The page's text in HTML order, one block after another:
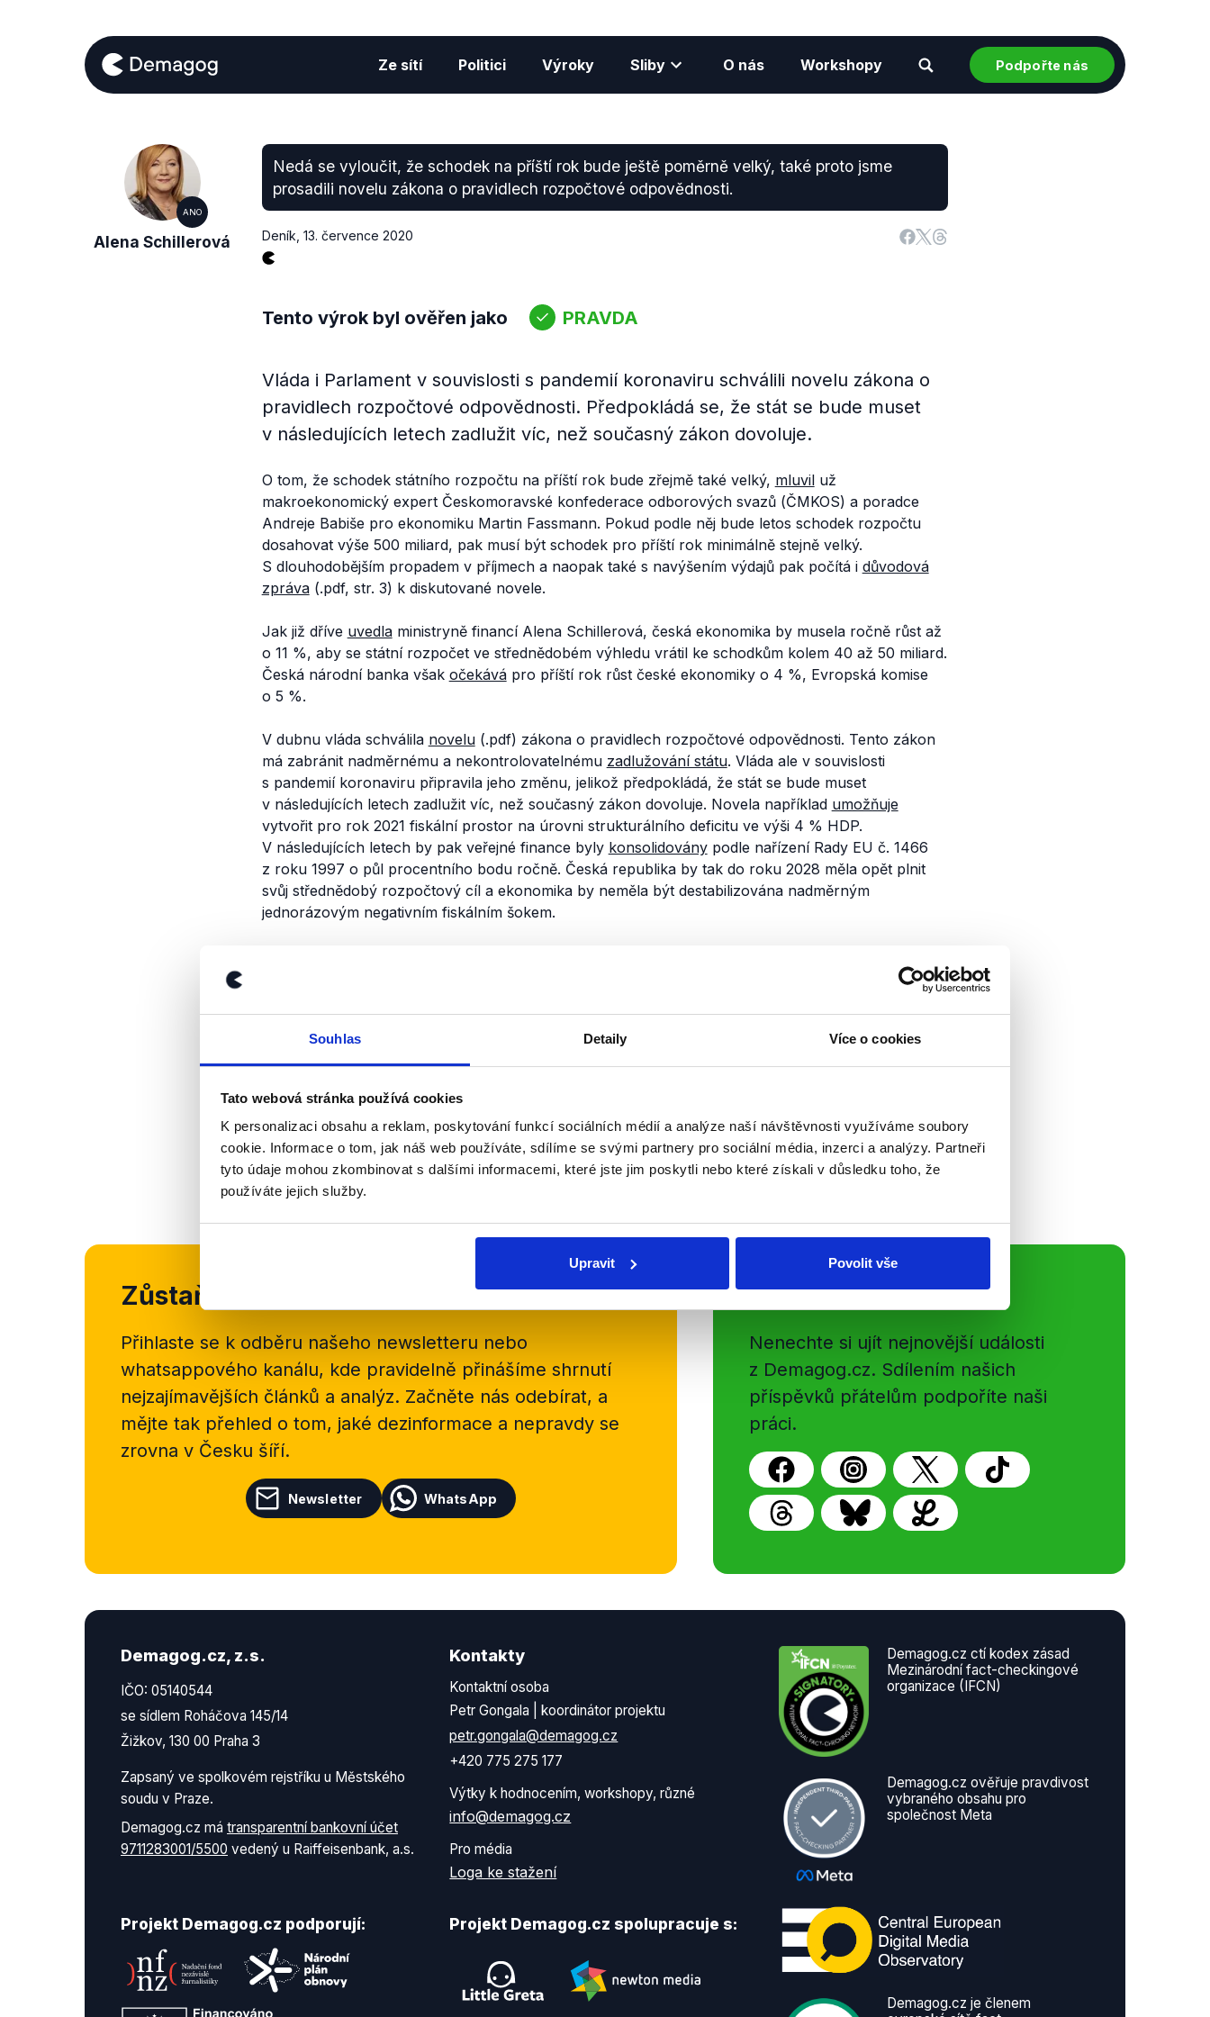
Souhlas Detaily Více o cookies
Tato webová stránka používá cookies
K personalizaci obsahu a reklam, poskytování funkcí sociálních médií a analýze naší návštěvnosti využíváme soubory
cookie. Informace o tom, jak náš web používáte, sdílíme se svými partnery pro sociální média, inzerci a analýzy. Partneři
tyto údaje mohou zkombinovat s dalšími informacemi, které jste jim poskytli nebo které získali v důsledku toho, že
používáte jejich služby.
Upravit Povolit vše
Ze sítí Politici Výroky Sliby O nás Workshopy Podpořte nás
ANO
Alena Schillerová
Nedá se vyloučit, že schodek na příští rok bude ještě poměrně velký, také proto jsme
prosadili novelu zákona o pravidlech rozpočtové odpovědnosti.
Deník 13. července 2020
Tento výrok byl ověřen jako PRAVDA
Vláda i Parlament v souvislosti s pandemií koronaviru schválili novelu zákona o
pravidlech rozpočtové odpovědnosti. Předpokládá se, že stát se bude muset
v následujících letech zadlužit víc, než současný zákon dovoluje.
O tom, že schodek státního rozpočtu na příští rok bude zřejmě také velký, mluviluž
makroekonomický expert Českomoravské konfederace odborových svazů (ČMKOS) a poradce
Andreje Babiše pro ekonomiku Martin Fassmann. Pokud podle něj bude letos schodek rozpočtu
dosahovat výše 500 miliard, pak musí být schodek pro příští rok minimálně stejně velký.
S dlouhodobějším propadem v příjmech a naopak také s navýšením výdajů pak počítá i důvodová
zpráva(.pdf, str. 3) k diskutované novele.
Jak již dříve uvedlaministryně financí Alena Schillerová, česká ekonomika by musela ročně růst až
o 11 %, aby se státní rozpočet ve střednědobém výhledu vrátil ke schodkům kolem 40 až 50 miliard.
Česká národní banka však očekávápro příští rok růst české ekonomiky o 4 %, Evropská komise
o 5 %.
V dubnu vláda schválila novelu(.pdf) zákona o pravidlech rozpočtové odpovědnosti. Tento zákon
má zabránit nadměrnému a nekontrolovatelnému zadlužování státu. Vláda ale v souvislosti
s pandemií koronaviru připravila jeho změnu, jelikož předpokládá, že stát se bude muset
v následujících letech zadlužit víc, než současný zákon dovoluje. Novela například umožňuje
vytvořit pro rok 2021 fiskální prostor na úrovni strukturálního deficitu ve výši 4 % HDP.
V následujících letech by pak veřejné finance byly konsolidoványpodle nařízení Rady EU č. 1466
z roku 1997 o půl procentního bodu ročně. Česká republika by tak do roku 2028 měla opět plnit
svůj střednědobý rozpočtový cíl a ekonomika by neměla být destabilizována nadměrným
jednorázovým negativním fiskálním šokem.
OVĚŘENO
Ministryně financí Alena Schillerová
o státním rozpočtu
3. srpna 2020
podobu státního rozpočtu. Dostane se i na zrušení
daně z nemovitosti či paušální daň pro...
Zůstaňme v kontaktu
Přihlaste se k odběru našeho newsletteru nebo
whatsappového kanálu, kde pravidelně přinášíme shrnutí
nejzajímavějších článků a analýz. Začněte nás odebírat, a
mějte tak přehled o tom, jaké dezinformace a nepravdy se
zrovna v Česku šíří.
Newsletter WhatsApp
Sociální sítě
Nenechte si ujít nejnovější události
z Demagog.cz. Sdílením našich
příspěvků přátelům podpoříte naši
práci.
Demagog.cz, z.s.
IČO: 05140544
se sídlem Roháčova 145/14
Žižkov, 130 00 Praha 3
Zapsaný ve spolkovém rejstříku u Městského
soudu v Praze.
Demagog.cz má transparentní bankovní účet
9711283001/5500 vedený u Raiffeisenbank, a.s.
Kontakty
Kontaktní osoba
Petr Gongala | koordinátor projektu
petr.gongala@demagog.cz
+420 775 275 177
Výtky k hodnocením, workshopy, různé
info@demagog.cz
Pro média
Loga ke stažení
Projekt Demagog.cz podporují: Projekt Demagog.cz spolupracuje s:
Demagog.cz ctí kodex zásad
Mezinárodní fact-checkingové
organizace (IFCN)
Demagog.cz ověřuje pravdivost
vybraného obsahu pro
společnost Meta
Demagog.cz je členem